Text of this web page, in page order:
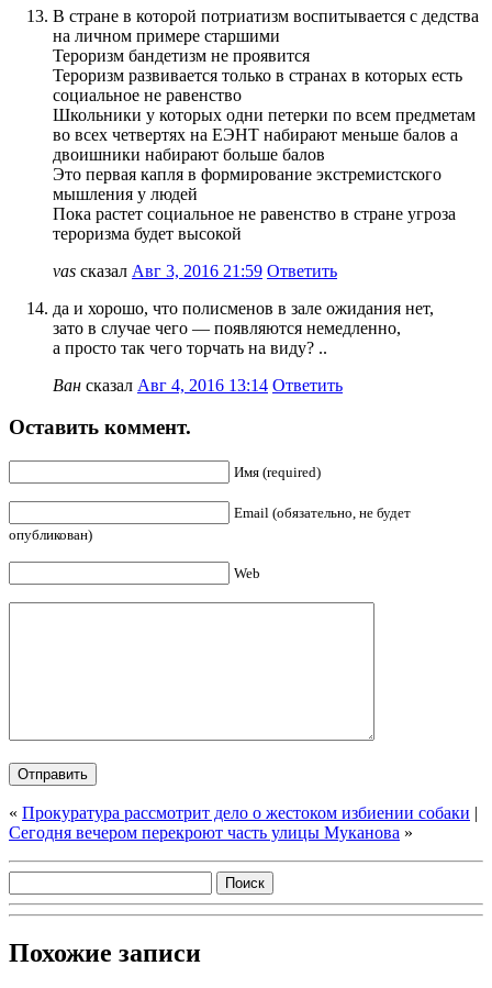
В стране в которой потриатизм воспитывается с дедства
на личном примере старшими
Тероризм бандетизм не проявится
Тероризм развивается только в странах в которых есть
социальное не равенство
Школьники у которых одни петерки по всем предметам
во всех четвертях на ЕЭНТ набирают меньше балов а
двоишники набирают больше балов
Это первая капля в формирование экстремистского
мышления у людей
Пока растет социальное не равенство в стране угроза
тероризма будет высокой
vas сказал Авг 3, 2016 21:59 Ответить
да и хорошо, что полисменов в зале ожидания нет,
зато в случае чего — появляются немедленно,
а просто так чего торчать на виду? ..
Ван сказал Авг 4, 2016 13:14 Ответить
Оставить коммент.
Имя (required)
Email (обязательно, не будет
опубликован)
Web
« Прокуратура рассмотрит дело о жестоком избиении собаки |
Сегодня вечером перекроют часть улицы Муканова »
Похожие записи